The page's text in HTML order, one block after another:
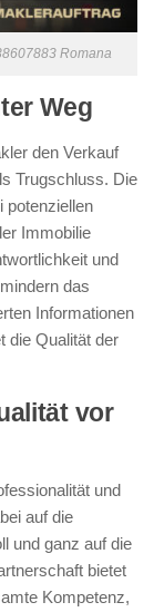
Romana
Weg
den Verkauf
Trugschluss. Die
potenziellen
Immobilie
und
das
Informationen
die Qualität der
vor
und
auf die
und ganz auf die
bietet
Kompetenz,